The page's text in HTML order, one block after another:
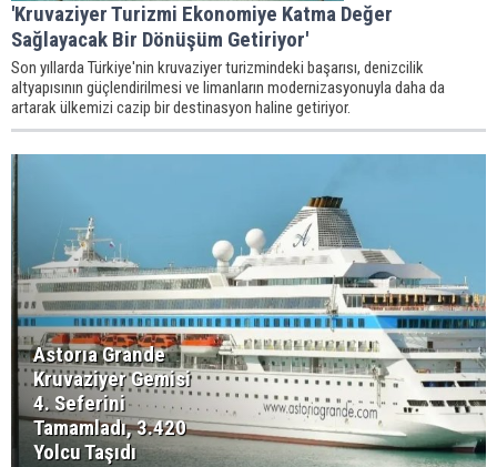
'Kruvaziyer Turizmi Ekonomiye Katma Değer
Sağlayacak Bir Dönüşüm Getiriyor'
Son yıllarda Türkiye'nin kruvaziyer turizmindeki başarısı, denizcilik
altyapısının güçlendirilmesi ve limanların modernizasyonuyla daha da
artarak ülkemizi cazip bir destinasyon haline getiriyor.
Astorıa Grande
Kruvaziyer Gemisi
4. Seferini
Tamamladı, 3.420
Yolcu Taşıdı